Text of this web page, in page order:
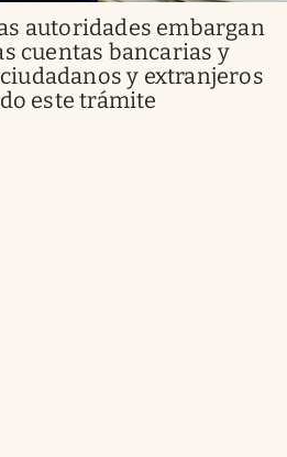
autoridades embargan
cuentas bancarias y
y extranjeros
este trámite